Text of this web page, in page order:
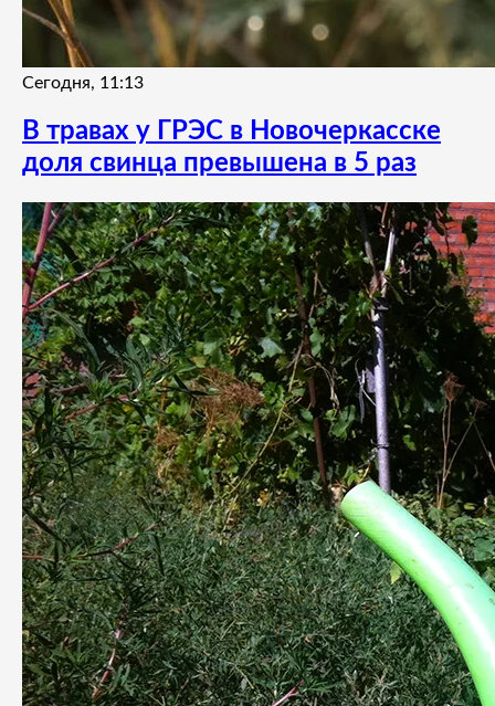
Сегодня, 11:13
В травах у ГРЭС в Новочеркасске
доля свинца превышена в 5 раз